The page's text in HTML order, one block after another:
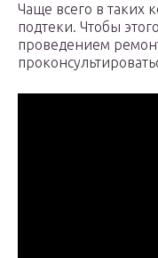
Чаще всего в таких
подтеки. Чтобы
проведением